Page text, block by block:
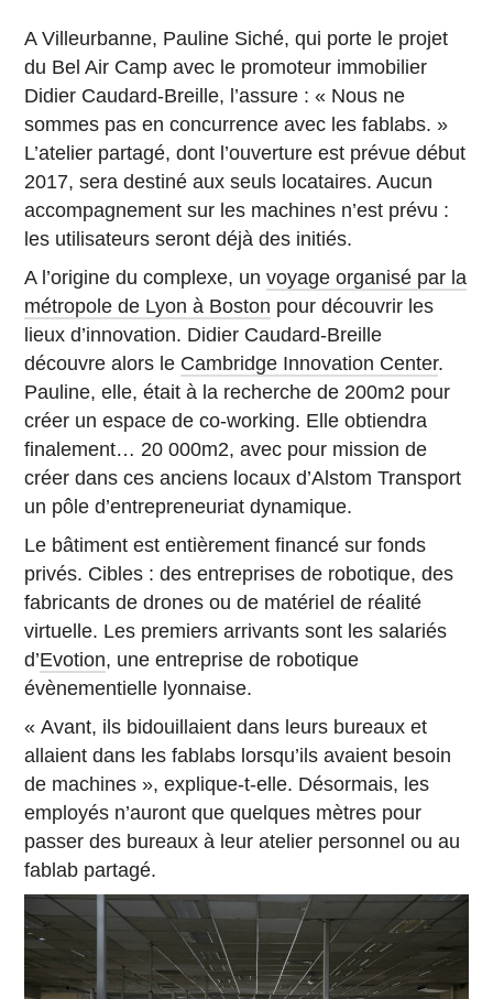
A Villeurbanne, Pauline Siché, qui porte le projet
du Bel Air Camp avec le promoteur immobilier
Didier Caudard-Breille, l’assure : « Nous ne
sommes pas en concurrence avec les fablabs. »
L’atelier partagé, dont l’ouverture est prévue début
2017, sera destiné aux seuls locataires. Aucun
accompagnement sur les machines n’est prévu :
les utilisateurs seront déjà des initiés.
A l’origine du complexe, unvoyage organisé par la
métropole de Lyon à Boston pour découvrir les
lieux d’innovation. Didier Caudard-Breille
découvre alors le Cambridge Innovation Center.
Pauline, elle, était à la recherche de 200m2 pour
créer un espace de co-working. Elle obtiendra
finalement… 20 000m2, avec pour mission de
créer dans ces anciens locaux d’Alstom Transport
un pôle d’entrepreneuriat dynamique.
Le bâtiment est entièrement financé sur fonds
privés. Cibles : des entreprises de robotique, des
fabricants de drones ou de matériel de réalité
virtuelle. Les premiers arrivants sont les salariés
d’Evotion, une entreprise de robotique
évènementielle lyonnaise.
« Avant, ils bidouillaient dans leurs bureaux et
allaient dans les fablabs lorsqu’ils avaient besoin
de machines », explique-t-elle. Désormais, les
employés n’auront que quelques mètres pour
passer des bureaux à leur atelier personnel ou au
fablab partagé.